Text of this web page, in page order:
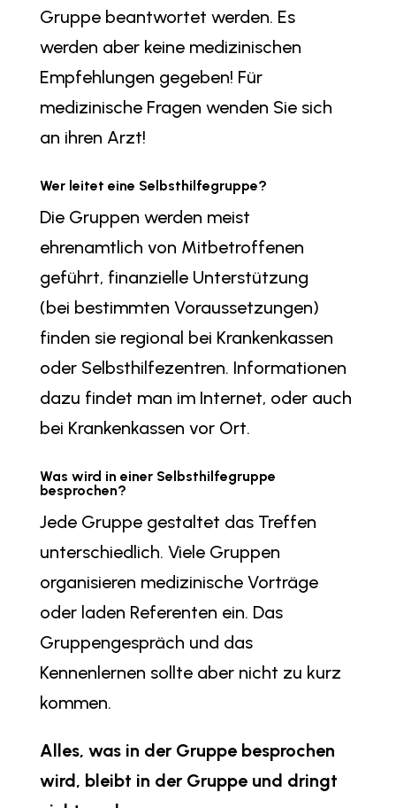
Gruppe beantwortet werden. Es
werden aber keine medizinischen
Empfehlungen gegeben! Für
medizinische Fragen wenden Sie sich
an ihren Arzt!
Wer leitet eine Selbsthilfegruppe?
Die Gruppen werden meist
ehrenamtlich von Mitbetroffenen
geführt, finanzielle Unterstützung
(bei bestimmten Voraussetzungen)
finden sie regional bei Krankenkassen
oder Selbsthilfezentren. Informationen
dazu findet man im Internet, oder auch
bei Krankenkassen vor Ort.
Was wird in einer Selbsthilfegruppe
besprochen?
Jede Gruppe gestaltet das Treffen
unterschiedlich. Viele Gruppen
organisieren medizinische Vorträge
oder laden Referenten ein. Das
Gruppengespräch und das
Kennenlernen sollte aber nicht zu kurz
kommen.
Alles, was in der Gruppe besprochen
wird, bleibt in der Gruppe und dringt